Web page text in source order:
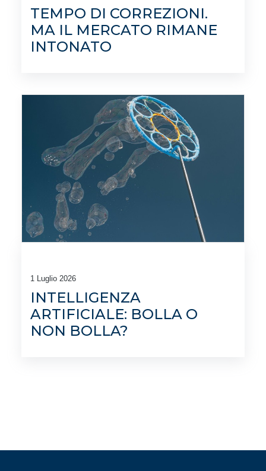
TEMPO DI CORREZIONI.
MA IL MERCATO RIMANE
INTONATO
1 Luglio 2026
INTELLIGENZA
ARTIFICIALE: BOLLA O
NON BOLLA?